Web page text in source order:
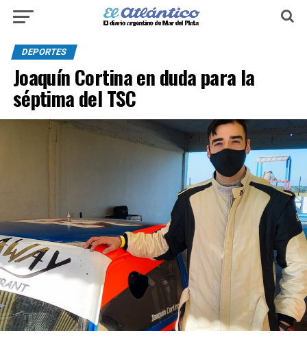
DEPORTES
Joaquín Cortina en duda para la
séptima del TSC